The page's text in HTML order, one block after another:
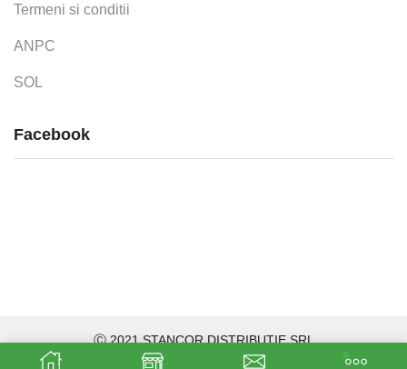
Termeni si conditii
ANPC
SOL
Facebook
Ⓒ 2021 STANCOR DISTRIBUTIE SRL